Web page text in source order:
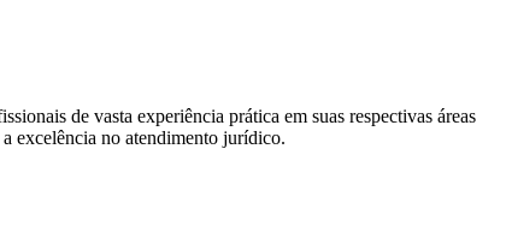
de vasta experiência prática em suas respectivas áreas
excelência no atendimento jurídico.